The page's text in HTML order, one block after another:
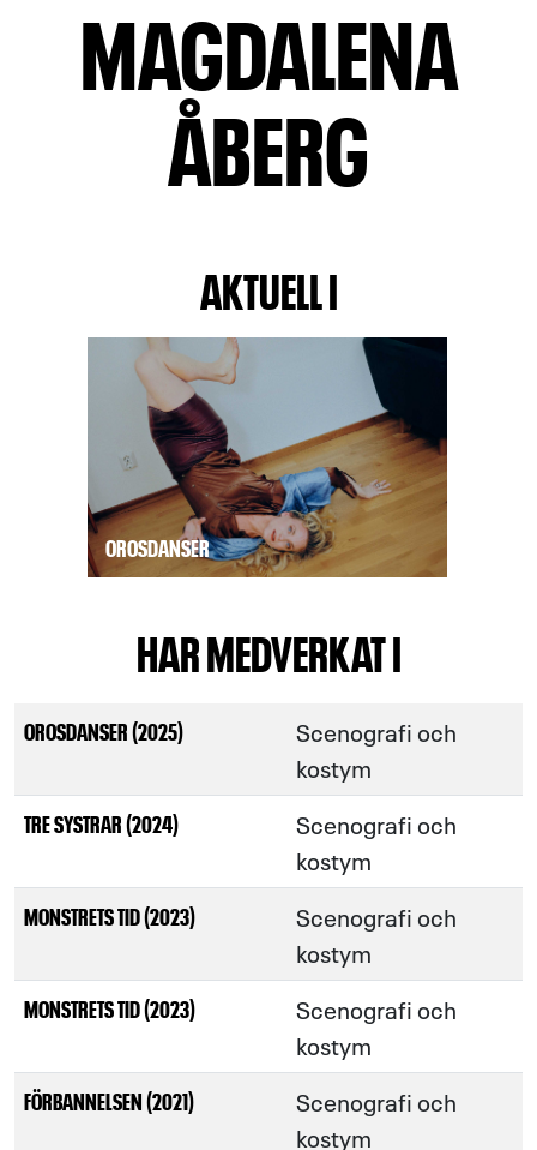
MAGDALENA
ÅBERG
AKTUELL I
OROSDANSER
HAR MEDVERKAT I
OROSDANSER (2025)
Scenografi och
kostym
TRE SYSTRAR (2024)
Scenografi och
kostym
MONSTRETS TID (2023)
Scenografi och
kostym
MONSTRETS TID (2023)
Scenografi och
kostym
FÖRBANNELSEN (2021)
Scenografi och
kostym